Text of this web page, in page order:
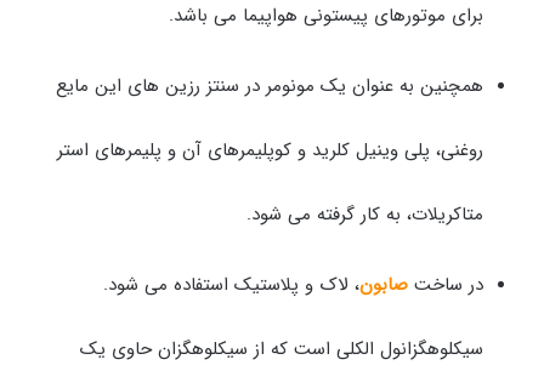
برای موتورهای پیستونی هواپیما می باشد.
همچنین به عنوان یک مونومر در سنتز رزین های این مایع
روغنی، پلی وینیل کلرید و کوپلیمرهای آن و پلیمرهای استر
متاکریلات، به کار گرفته می شود.
در ساخت صابون، لاک و پلاستیک استفاده می شود.
سیکلوهگزانول الکلی است که از سیکلوهگزان حاوی یک